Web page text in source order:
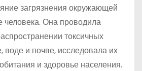
загрязнения окружающей
человека. Она проводила
токсичных
воде и почве, исследовала их
и здоровье населения.